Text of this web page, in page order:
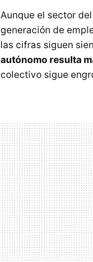
Aunque el sector
generación de
las cifras siguen
autónomo resulta
colectivo sigue